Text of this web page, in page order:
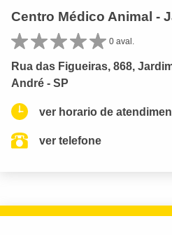
Centro Médico Animal -
0 aval.
Rua das Figueiras, 868,
André - SP
ver horario de
ver telefone